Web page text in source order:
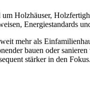
Holzhäuser,
Energiestandards
mehr als
bauen oder
stärker in den Fokus.